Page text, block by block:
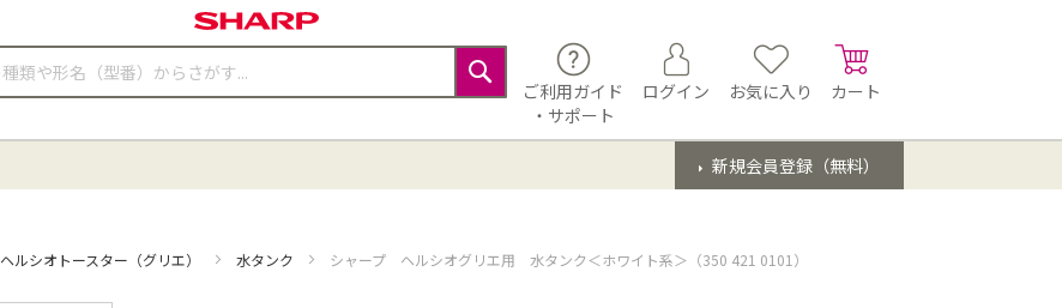
検
ご利用ガイド
・サポート
ログイン お気に入り カート
新規会員登録（無料）
ヘルシオトースター（グリエ） 水タンク シャープ ヘルシオグリエ用 水タンク＜ホワイト系＞（350 421 0101）